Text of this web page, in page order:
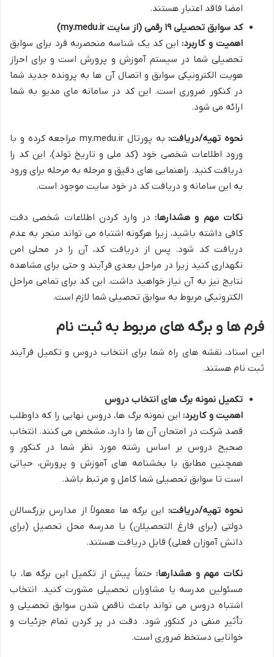
امضا فاقد اعتبار هستند.
کد سوابق تحصیلی ۱۹ رقمی (از سایت my.medu.ir)
اهمیت و کاربرد:این کد یک شناسه منحصربه فرد برای سوابق
تحصیلی شما در سیستم آموزش و پرورش است و برای احراز
هویت الکترونیکی سوابق و اتصال آن ها به پرونده جدید شما
در کنکور ضروری است. این کد در سامانه مای مدیو به شما
ارائه می شود.
نحوه تهیه/دریافت:
به پورتال my.medu.ir مراجعه کرده و با
ورود اطلاعات شخصی خود (کد ملی و تاریخ تولد)، این کد را
دریافت کنید. راهنمایی های دقیق و مرحله به مرحله برای ورود
به این سامانه و دریافت کد در خود سایت موجود است.
نکات مهم و هشدارها: در وارد کردن اطلاعات شخصی دقت
کافی داشته باشید، زیرا هرگونه اشتباه می تواند منجر به عدم
دریافت کد شود. پس از دریافت کد، آن را در محلی امن
نگهداری کنید زیرا در مراحل بعدی فرآیند و حتی برای مشاهده
نتایج نیز به آن نیاز خواهید داشت. این کد برای تمامی مراحل
الکترونیکی مربوط به سوابق تحصیلی شما لازم است.
فرم ها و برگه های مربوط به ثبت نام
این اسناد، نقشه های راه شما برای انتخاب دروس و تکمیل فرآیند
ثبت نام هستند.
تکمیل نمونه برگ های انتخاب دروس
اهمیت و کاربرد:این نمونه برگ ها، دروس نهایی را که داوطلب
قصد شرکت در امتحان آن ها را دارد، مشخص می کنند. انتخاب
صحیح دروس بر اساس رشته مورد نظر شما در کنکور و
همچنین مطابق با بخشنامه های آموزش و پرورش، حیاتی
است تا سوابق تحصیلی شما کامل و مرتبط باشد.
نحوه تهیه/دریافت: این برگه ها معمولاً از مدارس بزرگسالان
دولتی (برای فارغ التحصیلان) یا مدرسه محل تحصیل (برای
دانش آموزان فعلی) قابل دریافت هستند.
نکات مهم و هشدارها:حتماً پیش از تکمیل این برگه ها، با
مسئولین مدرسه یا مشاوران تحصیلی مشورت کنید. انتخاب
اشتباه دروس می تواند باعث ناقص شدن سوابق تحصیلی و
تأثیر منفی در کنکور شود. دقت در پر کردن تمام جزئیات و
خوانایی دستخط ضروری است.